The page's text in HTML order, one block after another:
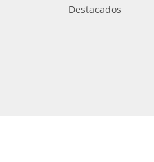
Destacados